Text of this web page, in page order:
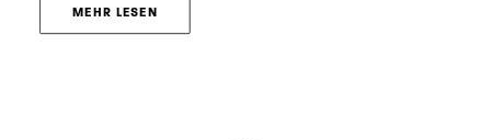
MEHR LESEN